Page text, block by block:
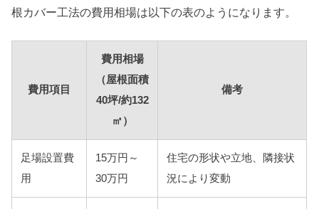
根カバー工法の費用相場は以下の表のようになります。
費用項目
費用相場
（屋根面積
40坪/約132
㎡）
備考
足場設置費
用
15万円～
30万円
住宅の形状や立地、隣接状
況により変動